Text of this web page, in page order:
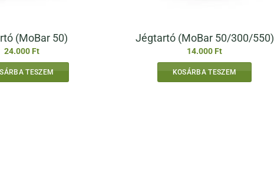
(MoBar 50)
24.000 Ft
TESZEM
Jégtartó (MoBar 50/300/550)
14.000 Ft
KOSÁRBA TESZEM